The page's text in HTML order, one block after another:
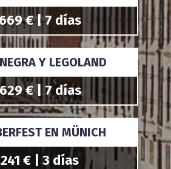
€ | 7 días
Y LEGOLAND
€ | 7 días
EN MÜNICH
€ | 3 días